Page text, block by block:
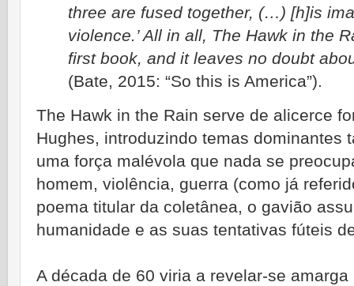
three are fused together, (…) [h]is
violence.’ All in all, The Hawk in the
first book, and it leaves no doubt
(Bate, 2015: “So this is America”).
The Hawk in the Rain serve de alicerce
Hughes, introduzindo temas dominantes
uma força malévola que nada se
homem, violência, guerra (como já
poema titular da coletânea, o gavião
humanidade e as suas tentativas fúteis
A década de 60 viria a revelar-se